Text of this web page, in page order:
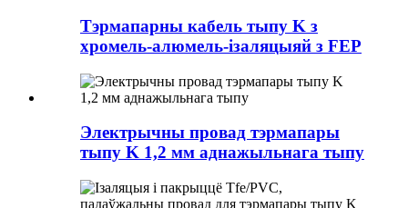
Тэрмапарны кабель тыпу K з
хромель-алюмель-ізаляцыяй з FEP
Электрычны провад тэрмапары
тыпу K 1,2 мм аднажыльнага тыпу